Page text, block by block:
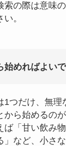
索の際は意味
い。
始めればよい
1つだけ、無理
から始めるの
ば「甘い飲み
」など、小さ